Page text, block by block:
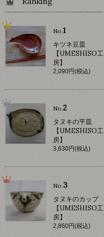
No.1
キツネ豆皿
【UMESHISO工
房】
2,090円(税込)
No.2
タヌキの平皿
【UMESHISO工
房】
3,630円(税込)
No.3
タヌキのカップ
【UMESHISO工
房】
2,860円(税込)